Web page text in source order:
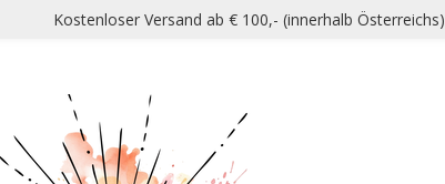
Kostenloser Versand ab € 100,- (innerhalb Österreichs)